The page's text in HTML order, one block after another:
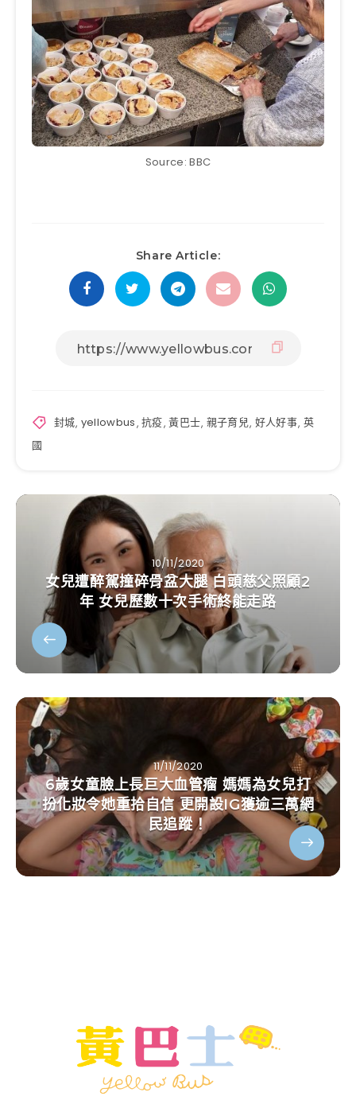
Source: BBC
Share Article:
封城, yellowbus,抗疫,黃巴士, 親子育兒, 好人好事, 英
國
10/11/2020
女兒遭醉駕撞碎骨盆大腿 白頭慈父照顧2
年 女兒歷數十次手術終能走路
11/11/2020
6歲女童臉上長巨大血管瘤 媽媽為女兒打
扮化妝令她重拾自信 更開設IG獲逾三萬網
民追蹤！